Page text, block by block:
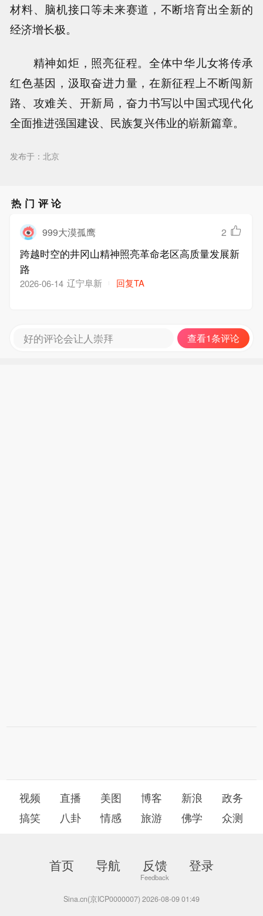
材料、脑机接口等未来赛道，不断培育出全新的
经济增长极。
精神如炬，照亮征程。全体中华儿女将传承
红色基因，汲取奋进力量，在新征程上不断闯新
路、攻难关、开新局，奋力书写以中国式现代化
全面推进强国建设、民族复兴伟业的崭新篇章。
发布于：北京
热门评论
999大漠孤鹰 2
跨越时空的井冈山精神照亮革命老区高质量发展新
路
2026-06-14 辽宁阜新 回复TA
好的评论会让人崇拜 查看1条评论
视频 直播 美图 博客 新浪
政务
搞笑
八卦 情感 旅游 佛学 众测
首页 导航 反馈 登录
Sina.cn(京ICP0000007) 2026-08-09 01:49